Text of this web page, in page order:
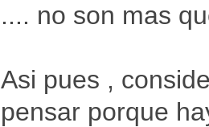
.... no son mas
Asi pues ,
pensar porque